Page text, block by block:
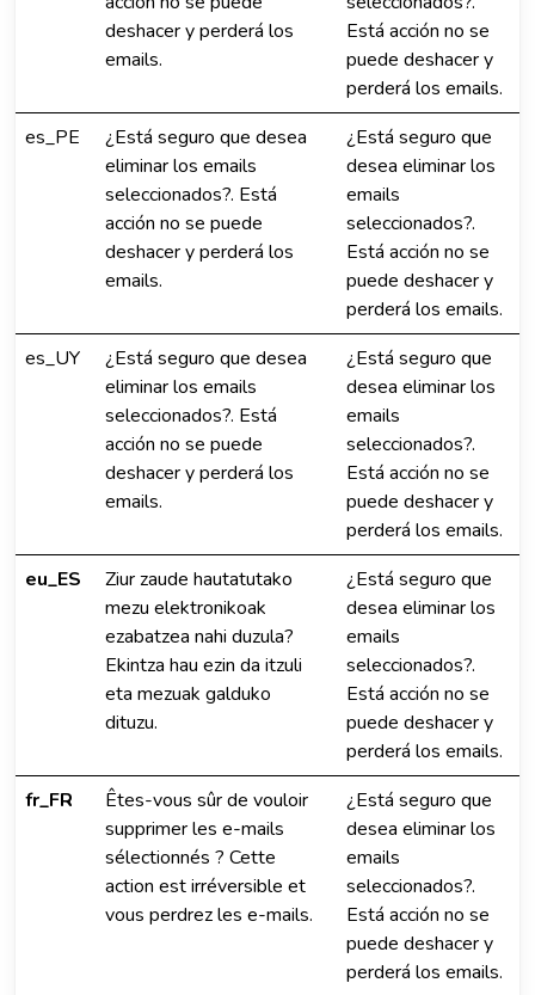
deshacer y perderá los
emails.
Está acción no se
puede deshacer y
perderá los emails.
es_PE
¿Está seguro que desea
eliminar los emails
seleccionados?. Está
acción no se puede
deshacer y perderá los
emails.
¿Está seguro que
desea eliminar los
emails
seleccionados?.
Está acción no se
puede deshacer y
perderá los emails.
es_UY
¿Está seguro que desea
eliminar los emails
seleccionados?. Está
acción no se puede
deshacer y perderá los
emails.
¿Está seguro que
desea eliminar los
emails
seleccionados?.
Está acción no se
puede deshacer y
perderá los emails.
eu_ES
Ziur zaude hautatutako
mezu elektronikoak
ezabatzea nahi duzula?
Ekintza hau ezin da itzuli
eta mezuak galduko
dituzu.
¿Está seguro que
desea eliminar los
emails
seleccionados?.
Está acción no se
puede deshacer y
perderá los emails.
fr_FR
Êtes-vous sûr de vouloir
supprimer les e-mails
sélectionnés ? Cette
action est irréversible et
vous perdrez les e-mails.
¿Está seguro que
desea eliminar los
emails
seleccionados?.
Está acción no se
puede deshacer y
perderá los emails.